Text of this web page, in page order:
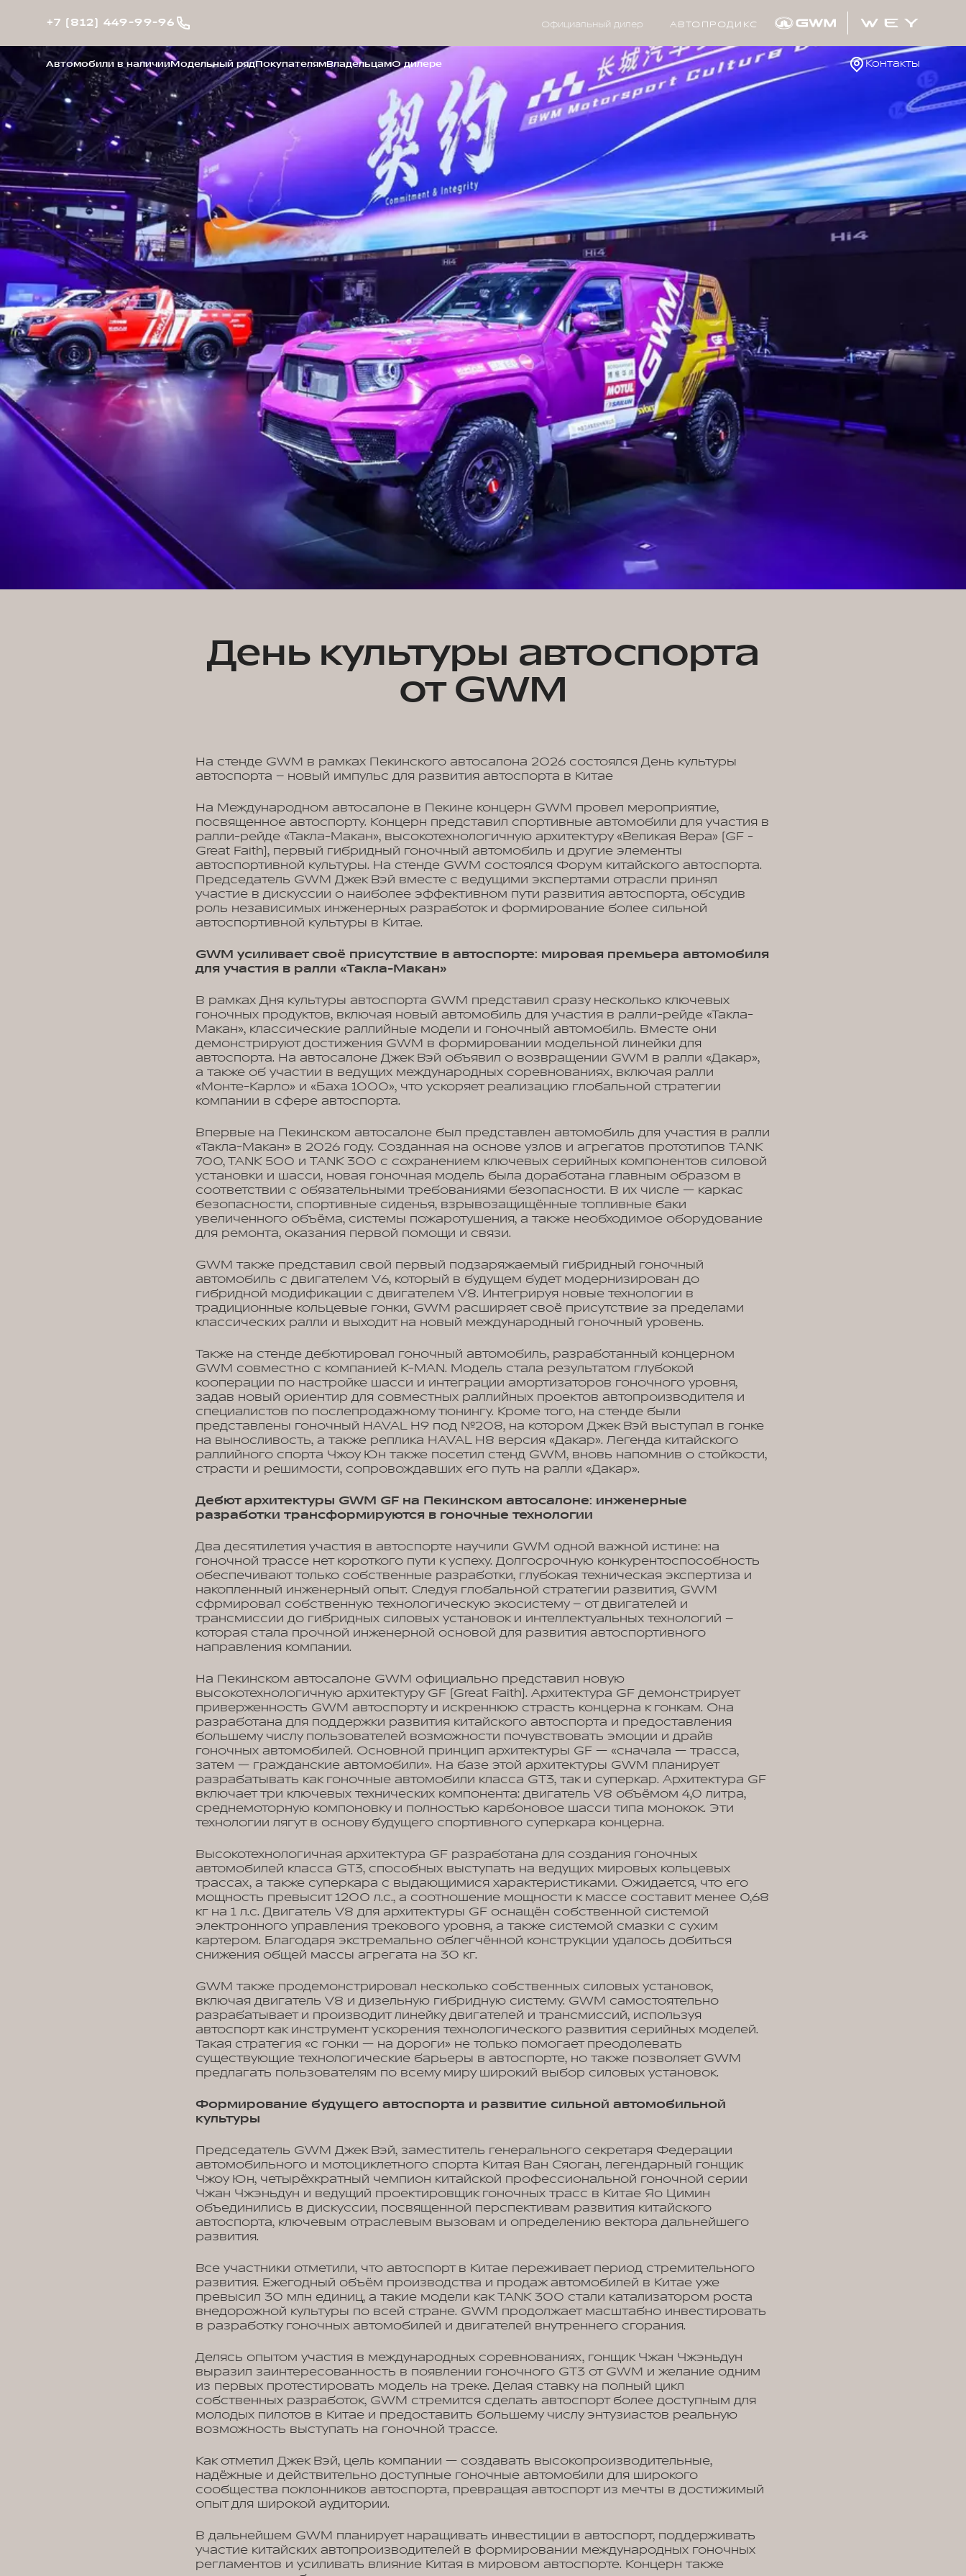
Официальный дилер АВТОПРОДИКС
Контакты
+7 (812) 449-99-96
Автомобили в наличииМодельный рядПокупателямВладельцамО дилере
День культуры автоспорта
от GWM
На стенде GWM в рамках Пекинского автосалона 2026 состоялся День культуры
автоспорта – новый импульс для развития автоспорта в Китае
На Международном автосалоне в Пекине концерн GWM провел мероприятие,
посвященное автоспорту. Концерн представил спортивные автомобили для участия в
ралли-рейде «Такла-Макан», высокотехнологичную архитектуру «Великая Вера» (GF -
Great Faith), первый гибридный гоночный автомобиль и другие элементы
автоспортивной культуры. На стенде GWM состоялся Форум китайского автоспорта.
Председатель GWM Джек Вэй вместе с ведущими экспертами отрасли принял
участие в дискуссии о наиболее эффективном пути развития автоспорта, обсудив
роль независимых инженерных разработок и формирование более сильной
автоспортивной культуры в Китае.
GWM усиливает своё присутствие в автоспорте: мировая премьера автомобиля
для участия в ралли «Такла-Макан»
В рамках Дня культуры автоспорта GWM представил сразу несколько ключевых
гоночных продуктов, включая новый автомобиль для участия в ралли-рейде «Такла-
Макан», классические раллийные модели и гоночный автомобиль. Вместе они
демонстрируют достижения GWM в формировании модельной линейки для
автоспорта. На автосалоне Джек Вэй объявил о возвращении GWM в ралли «Дакар»,
а также об участии в ведущих международных соревнованиях, включая ралли
«Монте-Карло» и «Баха 1000», что ускоряет реализацию глобальной стратегии
компании в сфере автоспорта.
Впервые на Пекинском автосалоне был представлен автомобиль для участия в ралли
«Такла-Макан» в 2026 году. Созданная на основе узлов и агрегатов прототипов TANK
700, TANK 500 и TANK 300 с сохранением ключевых серийных компонентов силовой
установки и шасси, новая гоночная модель была доработана главным образом в
соответствии с обязательными требованиями безопасности. В их числе — каркас
безопасности, спортивные сиденья, взрывозащищённые топливные баки
увеличенного объёма, системы пожаротушения, а также необходимое оборудование
для ремонта, оказания первой помощи и связи.
GWM также представил свой первый подзаряжаемый гибридный гоночный
автомобиль с двигателем V6, который в будущем будет модернизирован до
гибридной модификации с двигателем V8. Интегрируя новые технологии в
традиционные кольцевые гонки, GWM расширяет своё присутствие за пределами
классических ралли и выходит на новый международный гоночный уровень.
Также на стенде дебютировал гоночный автомобиль, разработанный концерном
GWM совместно с компанией K-MAN. Модель стала результатом глубокой
кооперации по настройке шасси и интеграции амортизаторов гоночного уровня,
задав новый ориентир для совместных раллийных проектов автопроизводителя и
специалистов по послепродажному тюнингу. Кроме того, на стенде были
представлены гоночный HAVAL H9 под №208, на котором Джек Вэй выступал в гонке
на выносливость, а также реплика HAVAL H8 версия «Дакар». Легенда китайского
раллийного спорта Чжоу Юн также посетил стенд GWM, вновь напомнив о стойкости,
страсти и решимости, сопровождавших его путь на ралли «Дакар».
Дебют архитектуры GWM GF на Пекинском автосалоне: инженерные
разработки трансформируются в гоночные технологии
Два десятилетия участия в автоспорте научили GWM одной важной истине: на
гоночной трассе нет короткого пути к успеху. Долгосрочную конкурентоспособность
обеспечивают только собственные разработки, глубокая техническая экспертиза и
накопленный инженерный опыт. Следуя глобальной стратегии развития, GWM
сфрмировал собственную технологическую экосистему – от двигателей и
трансмиссии до гибридных силовых установок и интеллектуальных технологий –
которая стала прочной инженерной основой для развития автоспортивного
направления компании.
На Пекинском автосалоне GWM официально представил новую
высокотехнологичную архитектуру GF (Great Faith). Архитектура GF демонстрирует
приверженность GWM автоспорту и искреннюю страсть концерна к гонкам. Она
разработана для поддержки развития китайского автоспорта и предоставления
большему числу пользователей возможности почувствовать эмоции и драйв
гоночных автомобилей. Основной принцип архитектуры GF — «сначала — трасса,
затем — гражданские автомобили». На базе этой архитектуры GWM планирует
разрабатывать как гоночные автомобили класса GT3, так и суперкар. Архитектура GF
включает три ключевых технических компонента: двигатель V8 объёмом 4,0 литра,
среднемоторную компоновку и полностью карбоновое шасси типа монокок. Эти
технологии лягут в основу будущего спортивного суперкара концерна.
Высокотехнологичная архитектура GF разработана для создания гоночных
автомобилей класса GT3, способных выступать на ведущих мировых кольцевых
трассах, а также суперкара с выдающимися характеристиками. Ожидается, что его
мощность превысит 1200 л.с., а соотношение мощности к массе составит менее 0,68
кг на 1 л.с. Двигатель V8 для архитектуры GF оснащён собственной системой
электронного управления трекового уровня, а также системой смазки с сухим
картером. Благодаря экстремально облегчённой конструкции удалось добиться
снижения общей массы агрегата на 30 кг.
GWM также продемонстрировал несколько собственных силовых установок,
включая двигатель V8 и дизельную гибридную систему. GWM самостоятельно
разрабатывает и производит линейку двигателей и трансмиссий, используя
автоспорт как инструмент ускорения технологического развития серийных моделей.
Такая стратегия «с гонки — на дороги» не только помогает преодолевать
существующие технологические барьеры в автоспорте, но также позволяет GWM
предлагать пользователям по всему миру широкий выбор силовых установок.
Формирование будущего автоспорта и развитие сильной автомобильной
культуры
Председатель GWM Джек Вэй, заместитель генерального секретаря Федерации
автомобильного и мотоциклетного спорта Китая Ван Сяоган, легендарный гонщик
Чжоу Юн, четырёхкратный чемпион китайской профессиональной гоночной серии
Чжан Чжэньдун и ведущий проектировщик гоночных трасс в Китае Яо Цимин
объединились в дискуссии, посвященной перспективам развития китайского
автоспорта, ключевым отраслевым вызовам и определению вектора дальнейшего
развития.
Все участники отметили, что автоспорт в Китае переживает период стремительного
развития. Ежегодный объём производства и продаж автомобилей в Китае уже
превысил 30 млн единиц, а такие модели как TANK 300 стали катализатором роста
внедорожной культуры по всей стране. GWM продолжает масштабно инвестировать
в разработку гоночных автомобилей и двигателей внутреннего сгорания.
Делясь опытом участия в международных соревнованиях, гонщик Чжан Чжэньдун
выразил заинтересованность в появлении гоночного GT3 от GWM и желание одним
из первых протестировать модель на треке. Делая ставку на полный цикл
собственных разработок, GWM стремится сделать автоспорт более доступным для
молодых пилотов в Китае и предоставить большему числу энтузиастов реальную
возможность выступать на гоночной трассе.
Как отметил Джек Вэй, цель компании — создавать высокопроизводительные,
надёжные и действительно доступные гоночные автомобили для широкого
сообщества поклонников автоспорта, превращая автоспорт из мечты в достижимый
опыт для широкой аудитории.
В дальнейшем GWM планирует наращивать инвестиции в автоспорт, поддерживать
участие китайских автопроизводителей в формировании международных гоночных
регламентов и усиливать влияние Китая в мировом автоспорте. Концерн также